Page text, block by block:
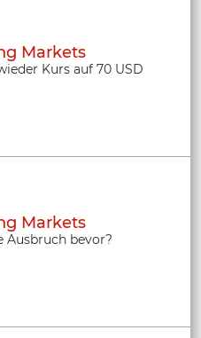
Markets
Kurs auf 70 USD
Markets
Ausbruch bevor?